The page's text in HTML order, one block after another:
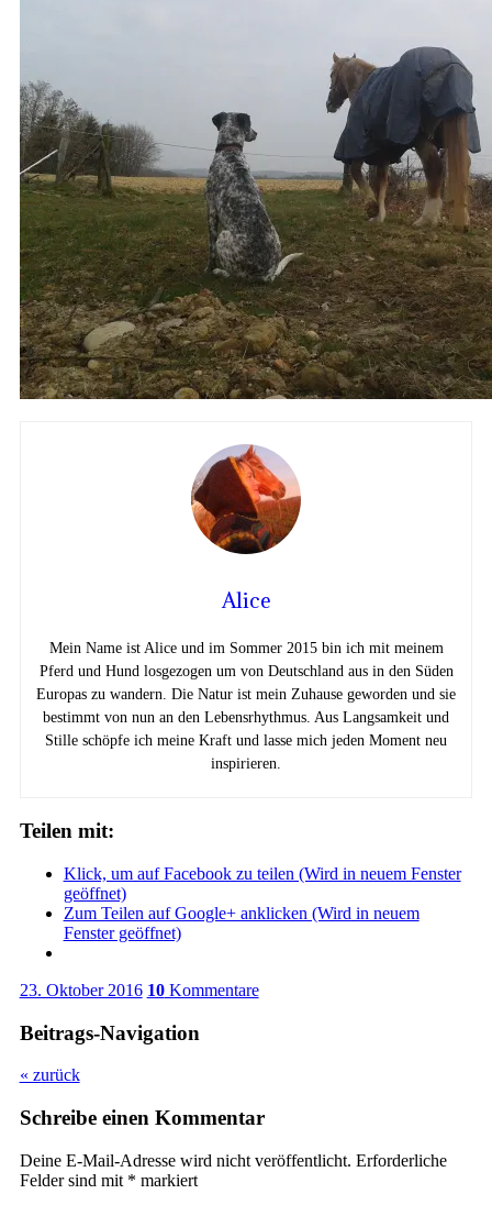
Alice
Mein Name ist Alice und im Sommer 2015 bin ich mit meinem
Pferd und Hund losgezogen um von Deutschland aus in den Süden
Europas zu wandern. Die Natur ist mein Zuhause geworden und sie
bestimmt von nun an den Lebensrhythmus. Aus Langsamkeit und
Stille schöpfe ich meine Kraft und lasse mich jeden Moment neu
inspirieren.
Teilen mit:
Klick, um auf Facebook zu teilen (Wird in neuem Fenster
geöffnet)
Zum Teilen auf Google+ anklicken (Wird in neuem
Fenster geöffnet)
23. Oktober 2016 10Kommentare
Beitrags-Navigation
« zurück
Schreibe einen Kommentar
Deine E-Mail-Adresse wird nicht veröffentlicht. Erforderliche
Felder sind mit * markiert